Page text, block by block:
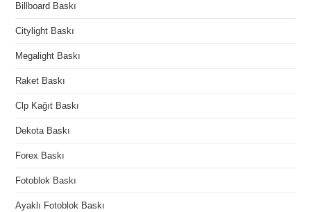
Billboard Baskı
Citylight Baskı
Megalight Baskı
Raket Baskı
Clp Kağıt Baskı
Dekota Baskı
Forex Baskı
Fotoblok Baskı
Ayaklı Fotoblok Baskı